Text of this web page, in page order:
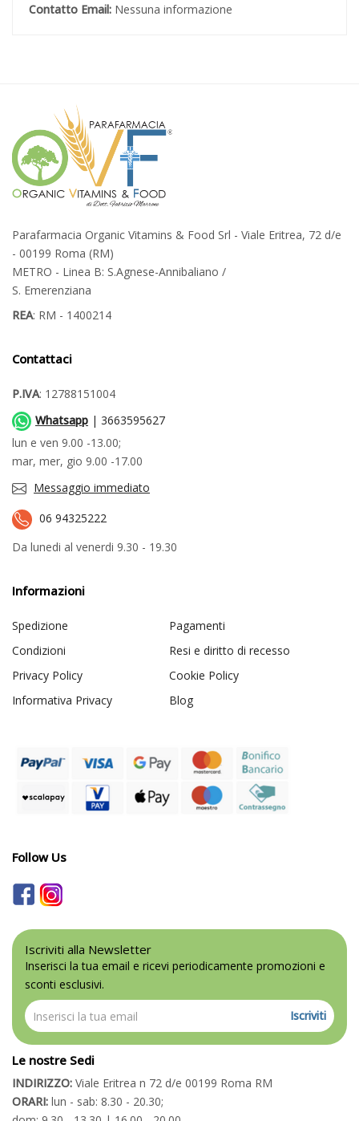
Contatto Email: Nessuna informazione
Parafarmacia Organic Vitamins & Food Srl - Viale Eritrea, 72 d/e
- 00199 Roma (RM)
METRO - Linea B: S.Agnese-Annibaliano /
S. Emerenziana
REA: RM - 1400214
Contattaci
P.IVA: 12788151004
Whatsapp | 3663595627
lun e ven 9.00 -13.00;
mar, mer, gio 9.00 -17.00
Messaggio immediato
06 94325222
Da lunedi al venerdi 9.30 - 19.30
Informazioni
Spedizione
Pagamenti
Condizioni
Resi e diritto di recesso
Privacy Policy
Cookie Policy
Informativa Privacy
Blog
Follow Us
Iscriviti alla Newsletter
Inserisci la tua email e ricevi periodicamente promozioni e
sconti esclusivi.
Iscriviti
Le nostre Sedi
INDIRIZZO: Viale Eritrea n 72 d/e 00199 Roma RM
ORARI: lun - sab: 8.30 - 20.30;